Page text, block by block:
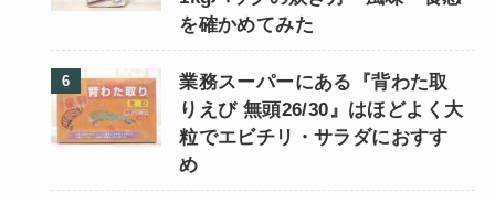
を確かめてみた
業務スーパーにある『背わた取
りえび 無頭26/30』はほどよく大
粒でエビチリ・サラダにおすす
め